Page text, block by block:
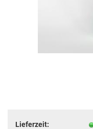
Lieferzeit: